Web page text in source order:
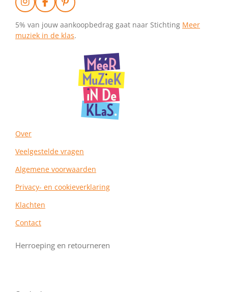
I
n
s
t
a
F
a
c
e
b
P
i
n
t
e
5% van jouw aankoopbedrag gaat naar Stichting Meer
muziek in de klas.
Over
Veelgestelde vragen
Algemene voorwaarden
Privacy- en cookieverklaring
Klachten
Contact
Herroeping en retourneren